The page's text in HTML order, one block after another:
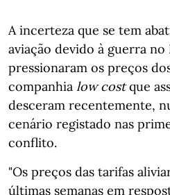
A incerteza que se tem
aviação devido à guerra
pressionaram os preços
companhia low costque
desceram recentemente,
cenário registado nas
conflito.
"Os preços das tarifas
últimas semanas em